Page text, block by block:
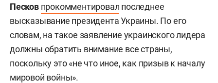
Песков прокомментировал последнее
высказывание президента Украины. По его
словам, на такое заявление украинского лидера
должны обратить внимание все страны,
поскольку это «не что иное, как призыв к началу
мировой войны».